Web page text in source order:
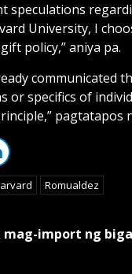
speculations
University, I
policy,” aniya pa.
communicated
or specifics of
pagtatapos
Romualdez
mag-import ng